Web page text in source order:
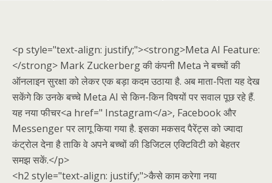
<p style="text-align: justify;"><strong>Meta AI Feature:
</strong> Mark Zuckerberg की कंपनी Meta ने बच्चों की
ऑनलाइन सुरक्षा को लेकर एक बड़ा कदम उठाया है. अब माता-पिता यह देख
सकेंगे कि उनके बच्चे Meta AI से किन-किन विषयों पर सवाल पूछ रहे हैं.
यह नया फीचर<a href=" Instagram</a>, Facebook और
Messenger पर लागू किया गया है. इसका मकसद पैरेंट्स को ज्यादा
कंट्रोल देना है ताकि वे अपने बच्चों की डिजिटल एक्टिविटी को बेहतर
समझ सकें.</p>
<h2 style="text-align: justify;">कैसे काम करेगा नया